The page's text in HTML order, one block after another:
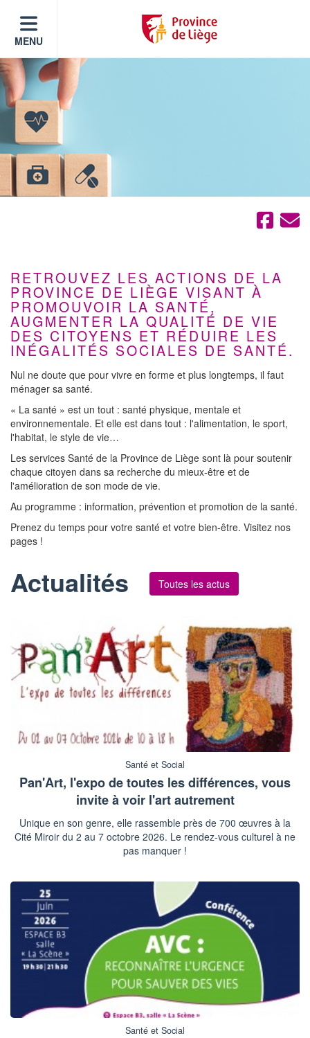
MENU
RETROUVEZ LES ACTIONS DE LA
PROVINCE DE LIÈGE VISANT À
PROMOUVOIR LA SANTÉ,
AUGMENTER LA QUALITÉ DE VIE
DES CITOYENS ET RÉDUIRE LES
INÉGALITÉS SOCIALES DE SANTÉ.
Nul ne doute que pour vivre en forme et plus longtemps, il faut
ménager sa santé.
« La santé » est un tout : santé physique, mentale et
environnementale. Et elle est dans tout : l'alimentation, le sport,
l'habitat, le style de vie…
Les services Santé de la Province de Liège sont là pour soutenir
chaque citoyen dans sa recherche du mieux-être et de
l'amélioration de son mode de vie.
Au programme : information, prévention et promotion de la santé.
Prenez du temps pour votre santé et votre bien-être. Visitez nos
pages !
Actualités Toutes les actus
Santé et Social
Pan'Art, l'expo de toutes les différences, vous
invite à voir l'art autrement
Unique en son genre, elle rassemble près de 700 œuvres à la
Cité Miroir du 2 au 7 octobre 2026. Le rendez-vous culturel à ne
pas manquer !
Santé et Social